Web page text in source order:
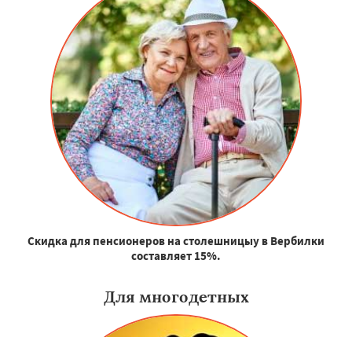
Скидка для пенсионеров на столешницыу в Вербилки
составляет 15%.
Для многодетных